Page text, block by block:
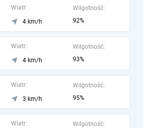
Wiatr:
4 km/h
Wilgotność:
92%
Wiatr:
4 km/h
Wilgotność:
93%
Wiatr:
3 km/h
Wilgotność:
95%
Wiatr:
Wilgotność: